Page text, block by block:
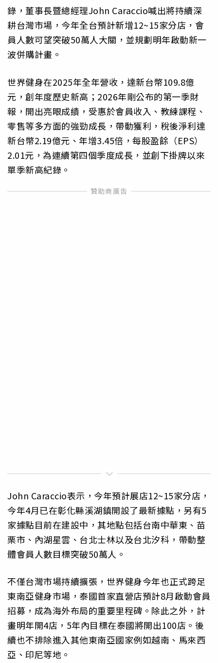
錄，董事長暨總經理John Caraccio喊出將持續深
耕台灣市場，今年全台預計新增12~15家分店，會
員人數可望突破50萬人大關，並規劃明年啟動新一
波併購計畫。
世界健身在2025年全年營收，達新台幣109.8億
元，創年度歷史新高；2026年剛公布的第一季財
報，開出亮眼成績，受惠於會員收入、教練課程、
零售等多方面的強勁成長，帶動獲利，稅後淨利達
新台幣2.19億元、年增3.45倍，每股盈餘（EPS）
2.01元，為連續第四個季度成長，並創下掛牌以來
單季新高紀錄。
John Caraccio表示，今年預計展店12~15家分店，
今年4月已在彰化縣溪湖鎮開設了最新據點，另有5
家據點目前在建設中，其地點包括台南中華東、苗
栗市、內湖星雲、台北士林以及台北汐科，帶動整
體會員人數目標突破50萬人。
不僅台灣市場持續擴張，世界健身今年也正式跨足
東南亞健身市場，泰國首家直營店預計8月啟動會員
招募，成為海外布局的重要里程碑。除此之外，計
畫明年開4店，5年內目標在泰國將開出100店。後
續也不排除進入其他東南亞國家例如越南、馬來西
亞、印尼等地。